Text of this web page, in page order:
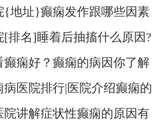
{地址}癫痫发作跟哪些因素
[排名]睡着后抽搐什么原因?
癫痫好？癫痫的病因你了解
病医院排行|医院介绍癫痫的
院讲解症状性癫痫的原因有